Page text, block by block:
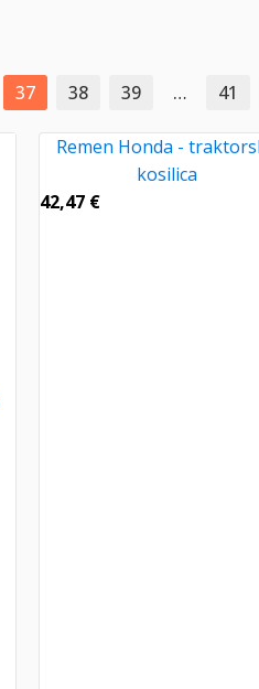
37 38 39 … 41
Remen Honda -
kosilica
42,47 €